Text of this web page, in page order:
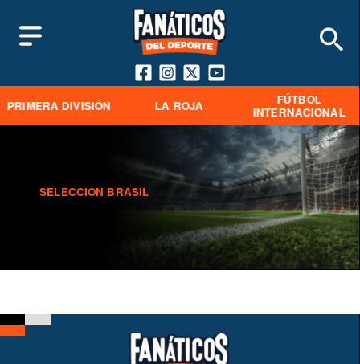
PRIMERA DIVISIÓN LA ROJA
FÚTBOL
INTERNACIONAL
SELECCION BRASIL